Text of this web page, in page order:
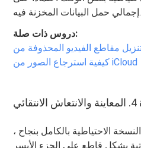
إجمالي حمل البيانات المخزنة فيه.
دروس ذات صلة:
كيفية استرجاع الصور من iCloud
الاحتياطية بالكامل بنجاح ،
بشكل قاطع على الجزء الأيسر